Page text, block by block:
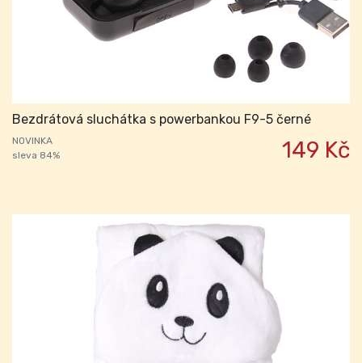
Bezdrátová sluchátka s powerbankou F9-5 černé
NOVINKA
sleva 84%
149 Kč